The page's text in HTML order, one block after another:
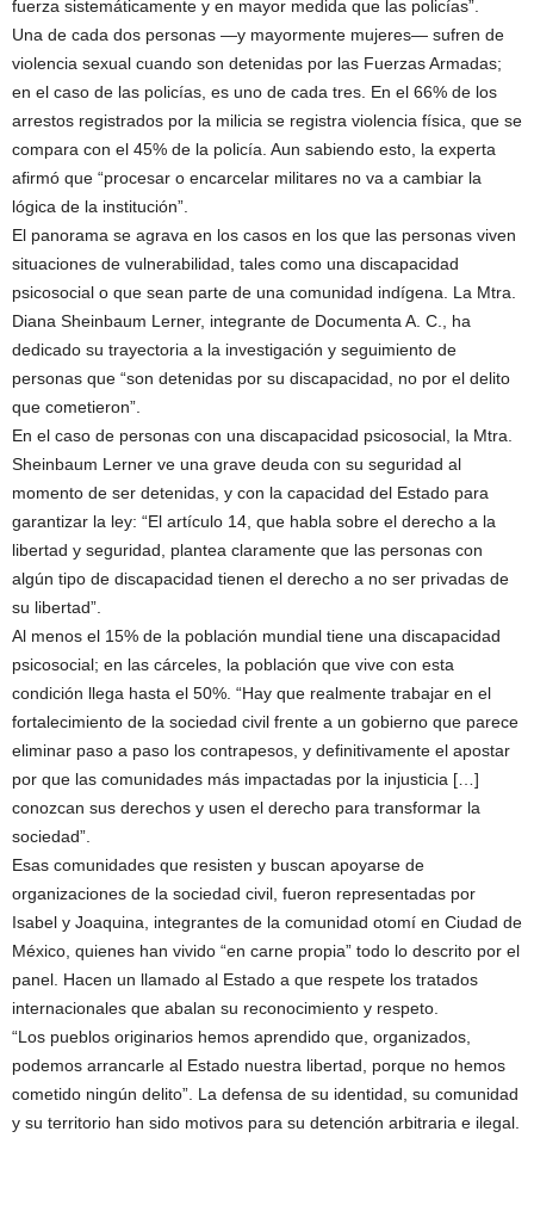
fuerza sistemáticamente y en mayor medida que las policías”.
Una de cada dos personas —y mayormente mujeres— sufren de
violencia sexual cuando son detenidas por las Fuerzas Armadas;
en el caso de las policías, es uno de cada tres. En el 66% de los
arrestos registrados por la milicia se registra violencia física, que se
compara con el 45% de la policía. Aun sabiendo esto, la experta
afirmó que “procesar o encarcelar militares no va a cambiar la
lógica de la institución”.
El panorama se agrava en los casos en los que las personas viven
situaciones de vulnerabilidad, tales como una discapacidad
psicosocial o que sean parte de una comunidad indígena. La Mtra.
Diana Sheinbaum Lerner, integrante de Documenta A. C., ha
dedicado su trayectoria a la investigación y seguimiento de
personas que “son detenidas por su discapacidad, no por el delito
que cometieron”.
En el caso de personas con una discapacidad psicosocial, la Mtra.
Sheinbaum Lerner ve una grave deuda con su seguridad al
momento de ser detenidas, y con la capacidad del Estado para
garantizar la ley: “El artículo 14, que habla sobre el derecho a la
libertad y seguridad, plantea claramente que las personas con
algún tipo de discapacidad tienen el derecho a no ser privadas de
su libertad”.
Al menos el 15% de la población mundial tiene una discapacidad
psicosocial; en las cárceles, la población que vive con esta
condición llega hasta el 50%. “Hay que realmente trabajar en el
fortalecimiento de la sociedad civil frente a un gobierno que parece
eliminar paso a paso los contrapesos, y definitivamente el apostar
por que las comunidades más impactadas por la injusticia […]
conozcan sus derechos y usen el derecho para transformar la
sociedad”.
Esas comunidades que resisten y buscan apoyarse de
organizaciones de la sociedad civil, fueron representadas por
Isabel y Joaquina, integrantes de la comunidad otomí en Ciudad de
México, quienes han vivido “en carne propia” todo lo descrito por el
panel. Hacen un llamado al Estado a que respete los tratados
internacionales que abalan su reconocimiento y respeto.
“Los pueblos originarios hemos aprendido que, organizados,
podemos arrancarle al Estado nuestra libertad, porque no hemos
cometido ningún delito”. La defensa de su identidad, su comunidad
y su territorio han sido motivos para su detención arbitraria e ilegal.